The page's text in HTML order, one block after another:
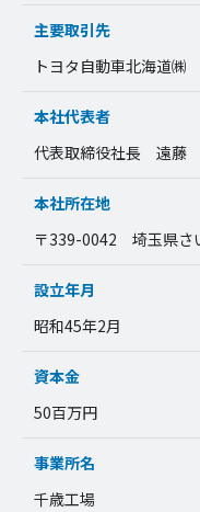
主要取引先
トヨタ自動車北海道㈱
本社代表者
代表取締役社長 遠藤
本社所在地
〒339-0042 埼玉県さ
設立年月
昭和45年2月
資本金
50百万円
事業所名
千歳工場